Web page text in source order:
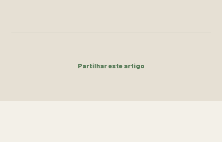
Partilhar este artigo